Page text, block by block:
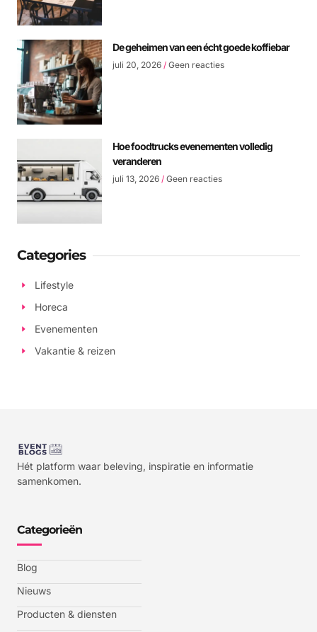
De geheimen van een écht goede koffiebar
juli 20, 2026 Geen reacties
Hoe foodtrucks evenementen volledig
veranderen
juli 13, 2026 Geen reacties
Categories
Lifestyle
Horeca
Evenementen
Vakantie & reizen
Hét platform waar beleving, inspiratie en informatie
samenkomen.
Categorieën
Blog
Nieuws
Producten & diensten